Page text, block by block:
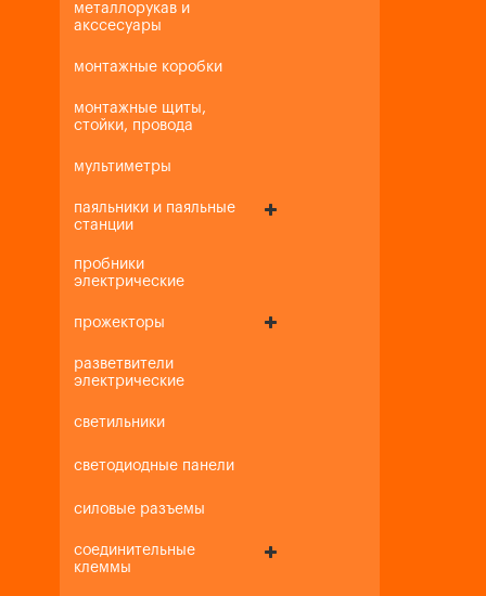
металлорукав и
акссесуары
монтажные коробки
монтажные щиты,
стойки, провода
мультиметры
паяльники и паяльные
станции
пробники
электрические
прожекторы
разветвители
электрические
светильники
светодиодные панели
силовые разъемы
соединительные
клеммы